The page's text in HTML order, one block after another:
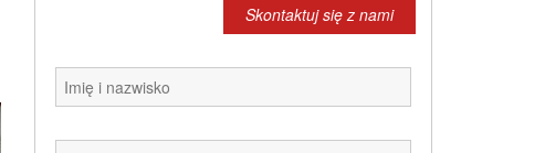
Skontaktuj się z nami